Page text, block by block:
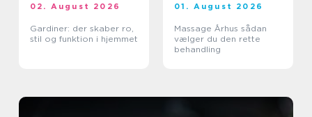
02. August 2026
Gardiner: der skaber ro,
stil og funktion i hjemmet
01. August 2026
Massage Århus sådan
vælger du den rette
behandling